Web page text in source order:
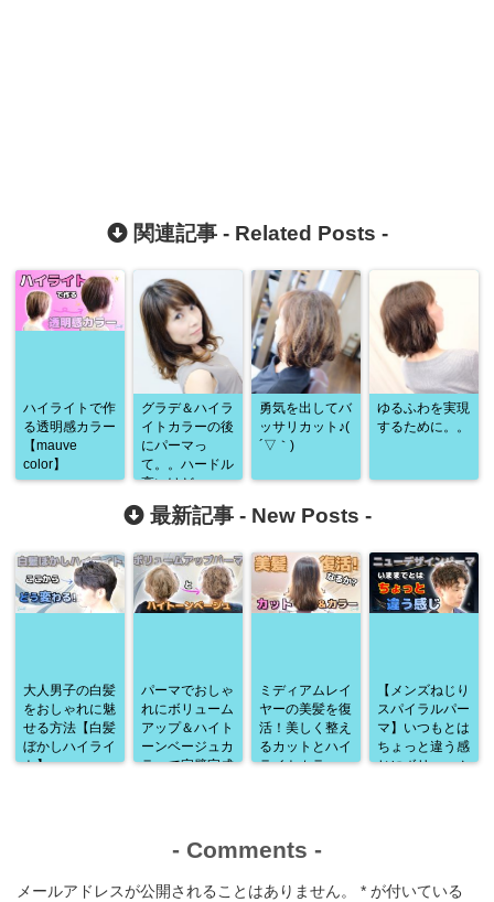
関連記事 - Related Posts -
ハイライトで作
る透明感カラー
【mauve
color】
グラデ＆ハイラ
イトカラーの後
にパーマっ
て。。ハードル
高いけど・・・
勇気を出してバ
ッサリカット♪(
´▽｀)
ゆるふわを実現
するために。。
最新記事 - New Posts -
大人男子の白髪
をおしゃれに魅
せる方法【白髪
ぼかしハイライ
ト】
パーマでおしゃ
れにボリューム
アップ＆ハイト
ーンベージュカ
ラーで完璧完成
ミディアムレイ
ヤーの美髪を復
活！美しく整え
るカットとハイ
ライトカラー
【メンズねじり
スパイラルパー
マ】いつもとは
ちょっと違う感
じにボリューム
- Comments -
メールアドレスが公開されることはありません。 * が付いている